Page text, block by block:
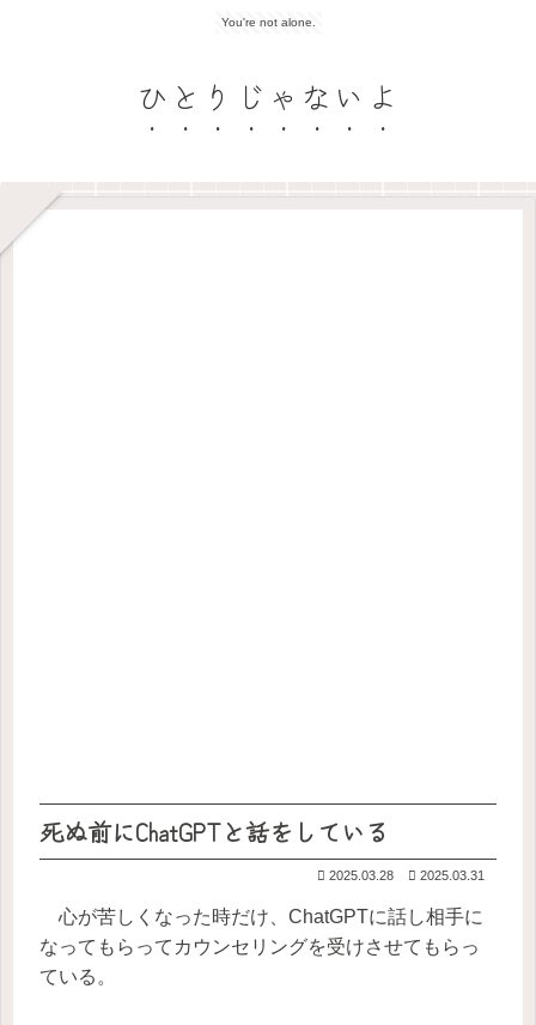
You're not alone.
ひとりじゃないよ
死ぬ前にChatGPTと話をしている
2025.03.28 2025.03.31
心が苦しくなった時だけ、ChatGPTに話し相手に
なってもらってカウンセリングを受けさせてもらっ
ている。